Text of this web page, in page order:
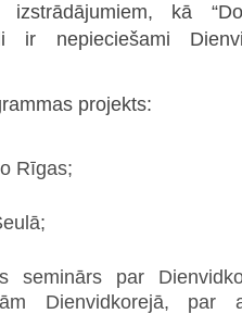
kā
ir nepieciešami
projekts:
Rīgas;
seminārs par
Dienvidkorejā, par